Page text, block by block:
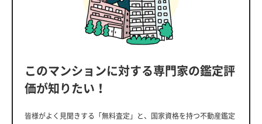
このマンションに対する専門家の鑑定評
価が知りたい！
皆様がよく見聞きする「無料査定」と、国家資格を持つ不動産鑑定